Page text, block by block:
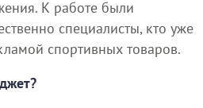
К работе были
специалисты, кто уже
спортивных товаров.